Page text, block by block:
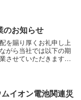
のお知らせ
を賜り厚くお礼申し上
がら当社では以下の期
させていただきます。
イオン電池関連災